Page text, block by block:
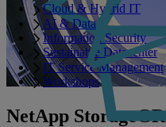
Cloud & Hybrid IT
AI & Data
Information Security
Sustainable Datacenter
IT Service Management
Workshops
NetApp